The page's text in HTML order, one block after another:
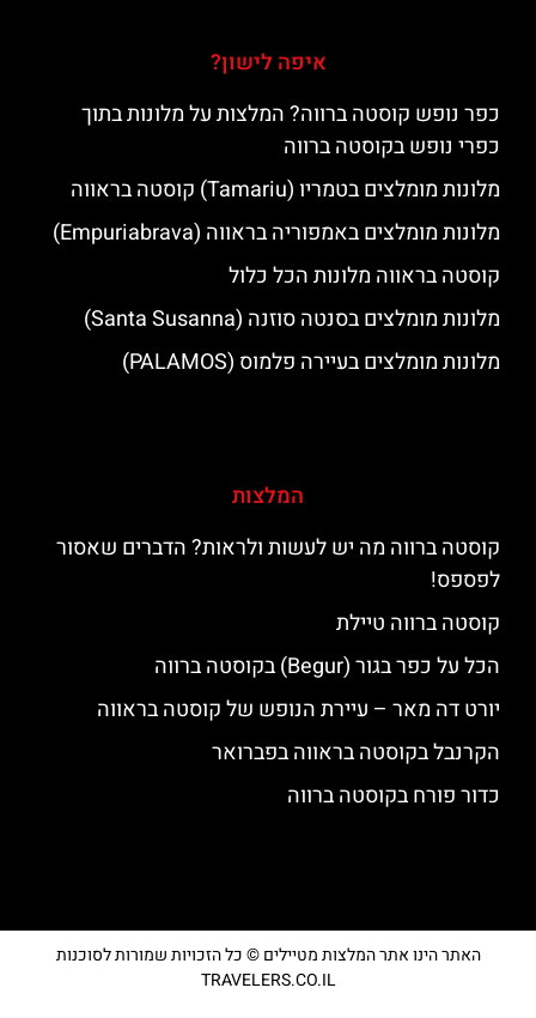
איפה לישון?
כפר נופש קוסטה ברווה? המלצות על מלונות בתוך
כפרי נופש בקוסטה ברווה
מלונות מומלצים בטמריו (Tamariu) קוסטה בראווה
מלונות מומלצים באמפוריה בראווה (Empuriabrava)
קוסטה בראווה מלונות הכל כלול
מלונות מומלצים בסנטה סוזנה (Santa Susanna)
מלונות מומלצים בעיירה פלמוס (PALAMOS)
המלצות
קוסטה ברווה מה יש לעשות ולראות? הדברים שאסור
לפספס!
קוסטה ברווה טיילת
הכל על כפר בגור (Begur) בקוסטה ברווה
יורט דה מאר – עיירת הנופש של קוסטה בראווה
הקרנבל בקוסטה בראווה בפברואר
כדור פורח בקוסטה ברווה
האתר הינו אתר המלצות מטיילים © כל הזכויות שמורות לסוכנות
TRAVELERS.CO.IL